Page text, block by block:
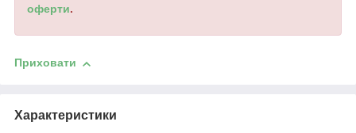
оферти.
Приховати
Характеристики